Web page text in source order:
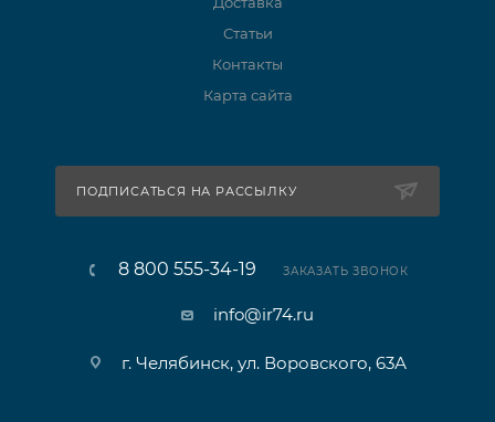
Статьи
Контакты
Карта сайта
ПОДПИСАТЬСЯ НА РАССЫЛКУ
8 800 555-34-19 ЗАКАЗАТЬ ЗВОНОК
info@ir74.ru
г. Челябинск, ул. Воровского, 63А